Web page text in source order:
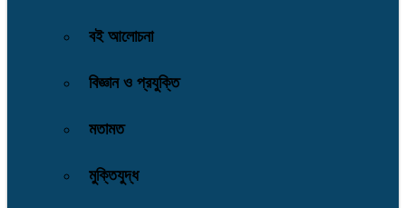
বই আলোচনা
বিজ্ঞান ও প্রযুক্তি
মতামত
মুক্তিযুদ্ধ